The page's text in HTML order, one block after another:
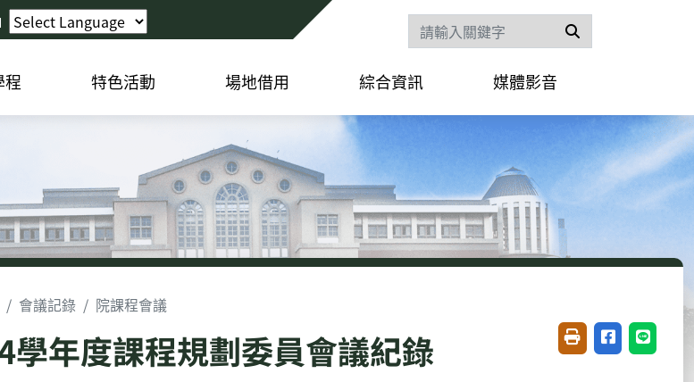
程 特色活動 場地借用 綜合資訊 媒體影音
會議記錄 院課程會議
學年度課程規劃委員會議紀錄 友善列印(開新視窗)
分享至臉書(
分享至